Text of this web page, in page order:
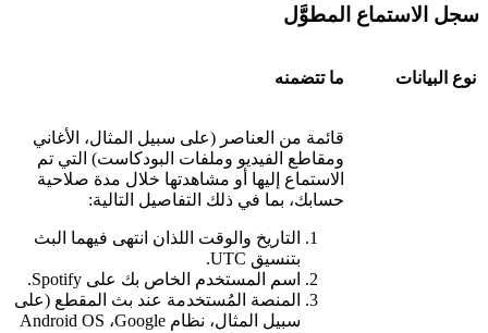
سجل الاستماع المطوَّل
نوع البيانات ما تتضمنه
قائمة من العناصر (على سبيل المثال، الأغاني
ومقاطع الفيديو وملفات البودكاست) التي تم
الاستماع إليها أو مشاهدتها خلال مدة صلاحية
حسابك، بما في ذلك التفاصيل التالية:
التاريخ والوقت اللذان انتهى فيهما البث
بتنسيق UTC.
اسم المستخدم الخاص بك على Spotify.
المنصة المُستخدمة عند بث المقطع (على
سبيل المثال، نظام Android OS ،Google